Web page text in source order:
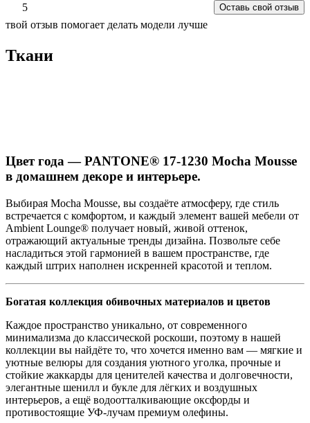
5
Оставь свой отзыв
твой отзыв помогает делать модели лучше
Ткани
Цвет года — PANTONE® 17-1230 Mocha Mousse
в домашнем декоре и интерьере.
Выбирая Mocha Mousse, вы создаёте атмосферу, где стиль
встречается с комфортом, и каждый элемент вашей мебели от
Ambient Lounge® получает новый, живой оттенок,
отражающий актуальные тренды дизайна. Позвольте себе
насладиться этой гармонией в вашем пространстве, где
каждый штрих наполнен искренней красотой и теплом.
Богатая коллекция обивочных материалов и цветов
Каждое пространство уникально, от современного
минимализма до классической роскоши, поэтому в нашей
коллекции вы найдёте то, что хочется именно вам — мягкие и
уютные велюры для создания уютного уголка, прочные и
стойкие жаккарды для ценителей качества и долговечности,
элегантные шенилл и букле для лёгких и воздушных
интерьеров, а ещё водоотталкивающие оксфорды и
противостоящие УФ-лучам премиум олефины.